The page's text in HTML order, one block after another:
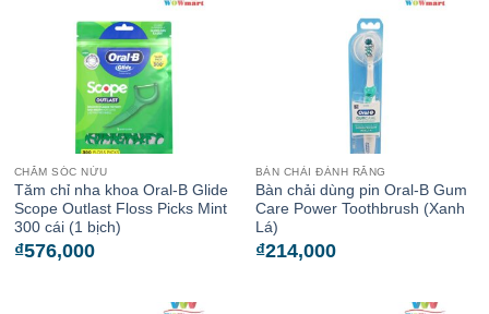
CHĂM SÓC NỨU
Tăm chỉ nha khoa Oral-B Glide
Scope Outlast Floss Picks Mint
300 cái (1 bịch)
₫576,000
BÀN CHẢI ĐÁNH RĂNG
Bàn chải dùng pin Oral-B Gum
Care Power Toothbrush (Xanh
Lá)
₫214,000